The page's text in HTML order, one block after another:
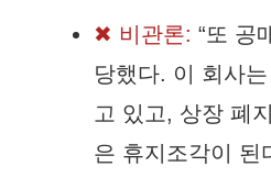
✖ 비관론: “또 공
당했다. 이 회사
고 있고, 상장 폐
은 휴지조각이 된